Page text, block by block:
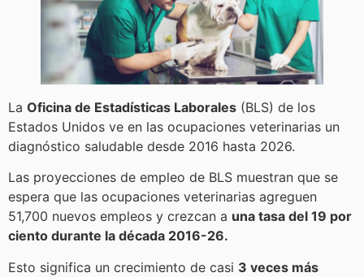
La Oficina de Estadísticas Laborales (BLS) de los
Estados Unidos ve en las ocupaciones veterinarias un
diagnóstico saludable desde 2016 hasta 2026.
Las proyecciones de empleo de BLS muestran que se
espera que las ocupaciones veterinarias agreguen
51,700 nuevos empleos y crezcan a una tasa del 19 por
ciento durante la década 2016-26.
Esto significa un crecimiento de casi 3 veces más